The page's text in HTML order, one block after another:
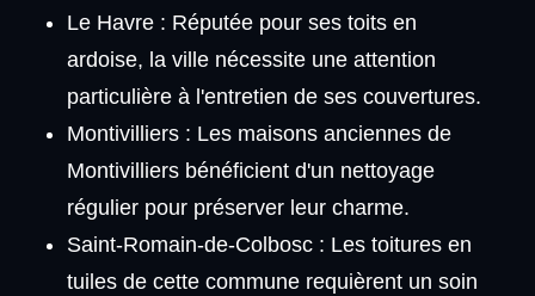
Le Havre : Réputée pour ses toits en
ardoise, la ville nécessite une attention
particulière à l'entretien de ses couvertures.
Montivilliers : Les maisons anciennes de
Montivilliers bénéficient d'un nettoyage
régulier pour préserver leur charme.
Saint-Romain-de-Colbosc : Les toitures en
tuiles de cette commune requièrent un soin